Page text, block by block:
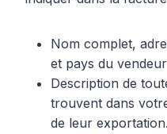
Nom complet,
et pays du
Description de
trouvent dans
de leur exportation.